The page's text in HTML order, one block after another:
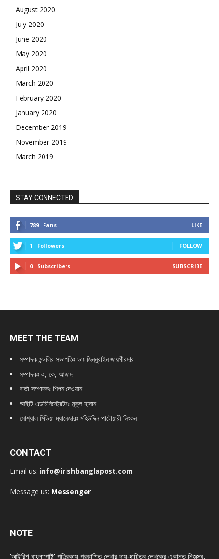
August 2020
July 2020
June 2020
May 2020
April 2020
March 2020
February 2020
January 2020
December 2019
November 2019
March 2019
STAY CONNECTED
789 Fans LIKE
1 Followers FOLLOW
0 Subscribers SUBSCRIBE
MEET THE TEAM
সম্পাদক মন্ডলির সভাপতিঃ ডাঃ জিন্নুরাইন জায়গীরদার
সম্পাদকঃ এ, কে, আজাদ
বার্তা সম্পাদকঃ শিপন দেওয়ান
আইটি এডমিনিস্ট্রেটরঃ মুকুল হাসান
সোশ্যাল মিডিয়া ম্যানেজারঃ মহিউদ্দিন পাটোয়ারী লিংকন
CONTACT
Email us: info@irishbanglapost.com
Message us: Messenger
NOTE
'আইরিশ বাংলাপোষ্ট' পত্রিকায় প্রকাশিত লেখার দায়-দায়িত্ব লেখকের একান্ত নিজস্ব,